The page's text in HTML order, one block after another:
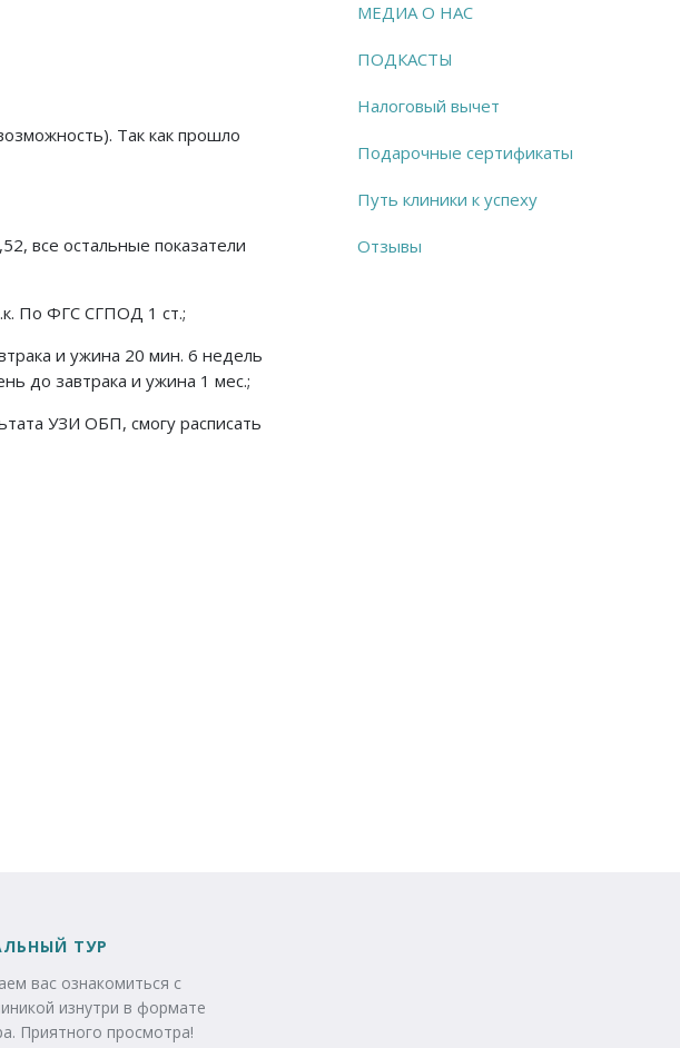
Так как прошло
все остальные показатели
По ФГС СГПОД 1 ст.;
и ужина 20 мин. 6 недель
до завтрака и ужина 1 мес.;
УЗИ ОБП, смогу расписать
МЕДИА О НАС
ПОДКАСТЫ
Налоговый вычет
Подарочные сертификаты
Путь клиники к успеху
Отзывы
ТУР
вас ознакомиться с
изнутри в формате
Приятного просмотра!